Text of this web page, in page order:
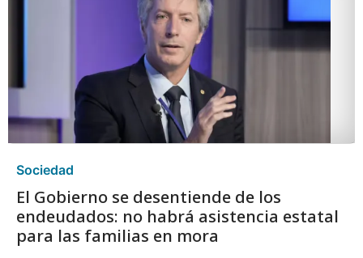
Sociedad
El Gobierno se desentiende de los
endeudados: no habrá asistencia estatal
para las familias en mora